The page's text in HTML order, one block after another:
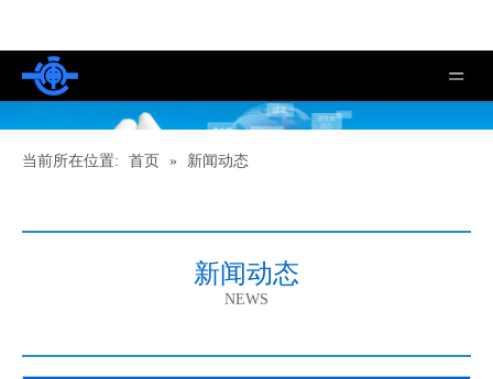
当前所在位置: 首页 » 新闻动态
新闻动态
NEWS